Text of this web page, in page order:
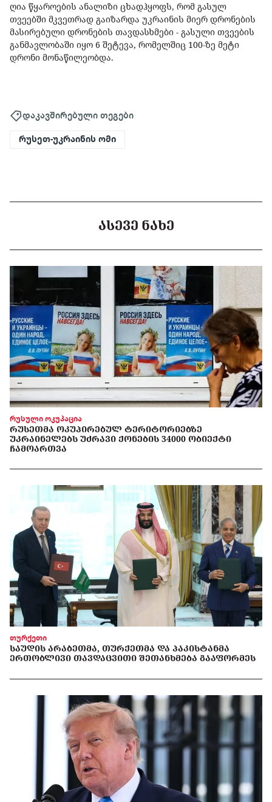
ღია წყაროების ანალიზი ცხადჰყოფს, რომ გასულ
თვეებში მკვეთრად გაიზარდა უკრაინის მიერ დრონების
მასირებული დრონების თავდასხმები - გასული თვეების
განმავლობაში იყო 6 შეტევა, რომელშიც 100-ზე მეტი
დრონი მონაწილეობდა.
დაკავშირებული თეგები
რუსეთ-უკრაინის ომი
ᲐᲡᲔᲕᲔ ᲜᲐᲮᲔ
რუსული ოკუპაცია
ᲠᲣᲡᲔᲗᲛᲐ ᲝᲙᲣᲞᲘᲠᲔᲑᲣᲚ ᲢᲔᲠᲘᲢᲝᲠᲘᲔᲑᲖᲔ
ᲣᲙᲠᲐᲘᲜᲔᲚᲔᲑᲡ ᲣᲫᲠᲐᲕᲘ ᲥᲝᲜᲔᲑᲘᲡ 34000 ᲝᲑᲘᲔᲥᲢᲘ
ᲩᲐᲛᲝᲐᲠᲗᲕᲐ
თურქეთი
ᲡᲐᲣᲓᲘᲡ ᲐᲠᲐᲑᲔᲗᲛᲐ, ᲗᲣᲠᲥᲔᲗᲛᲐ ᲓᲐ ᲞᲐᲙᲘᲡᲢᲐᲜᲛᲐ
ᲔᲠᲗᲝᲑᲚᲘᲕᲘ ᲗᲐᲕᲓᲐᲪᲕᲘᲗᲘ ᲨᲔᲗᲐᲜᲮᲛᲔᲑᲐ ᲒᲐᲐᲤᲝᲠᲛᲔᲡ